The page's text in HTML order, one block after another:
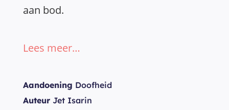
aan bod.
Lees meer…
Aandoening Doofheid
Auteur Jet Isarin